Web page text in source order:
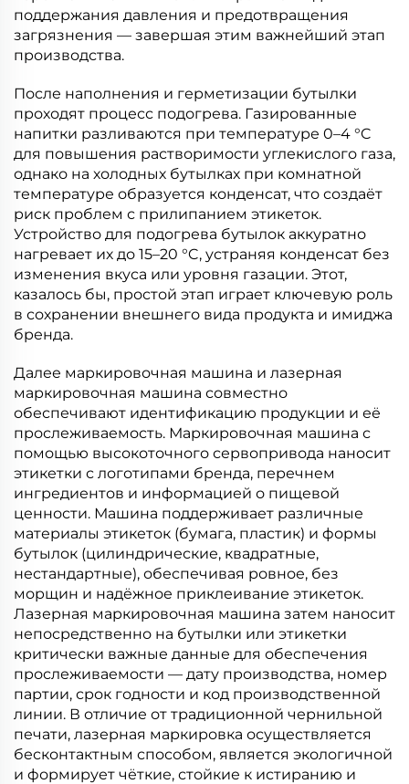
поддержания давления и предотвращения
загрязнения — завершая этим важнейший этап
производства.
После наполнения и герметизации бутылки
проходят процесс подогрева. Газированные
напитки разливаются при температуре 0–4 °C
для повышения растворимости углекислого газа,
однако на холодных бутылках при комнатной
температуре образуется конденсат, что создаёт
риск проблем с прилипанием этикеток.
Устройство для подогрева бутылок аккуратно
нагревает их до 15–20 °C, устраняя конденсат без
изменения вкуса или уровня газации. Этот,
казалось бы, простой этап играет ключевую роль
в сохранении внешнего вида продукта и имиджа
бренда.
Далее маркировочная машина и лазерная
маркировочная машина совместно
обеспечивают идентификацию продукции и её
прослеживаемость. Маркировочная машина с
помощью высокоточного сервопривода наносит
этикетки с логотипами бренда, перечнем
ингредиентов и информацией о пищевой
ценности. Машина поддерживает различные
материалы этикеток (бумага, пластик) и формы
бутылок (цилиндрические, квадратные,
нестандартные), обеспечивая ровное, без
морщин и надёжное приклеивание этикеток.
Лазерная маркировочная машина затем наносит
непосредственно на бутылки или этикетки
критически важные данные для обеспечения
прослеживаемости — дату производства, номер
партии, срок годности и код производственной
линии. В отличие от традиционной чернильной
печати, лазерная маркировка осуществляется
бесконтактным способом, является экологичной
и формирует чёткие, стойкие к истиранию и